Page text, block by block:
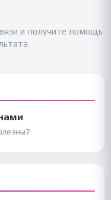
и получите помощь